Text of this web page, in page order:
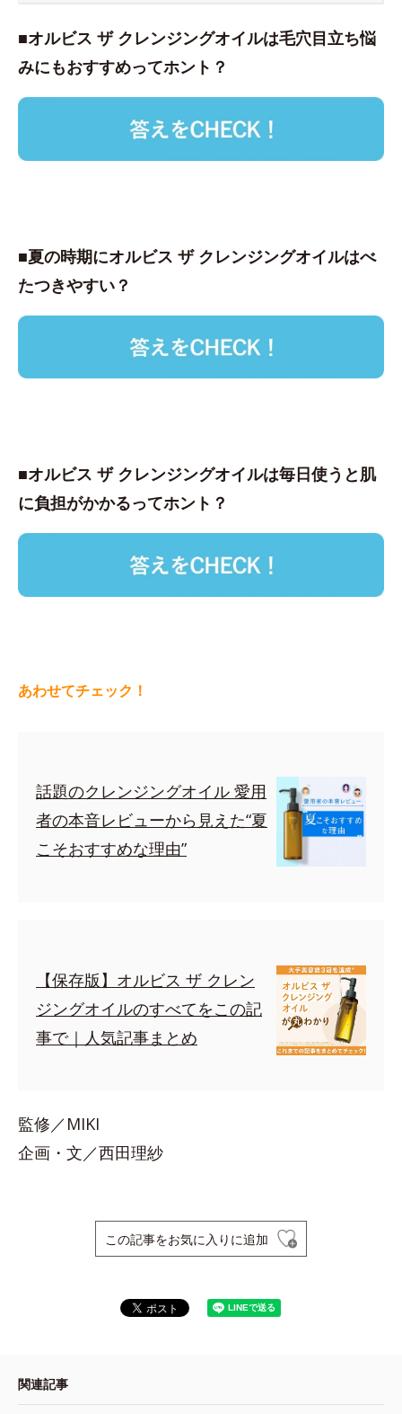
■オルビス ザ クレンジングオイルは毛穴目立ち悩
みにもおすすめってホント？
■夏の時期にオルビス ザ クレンジングオイルはべ
たつきやすい？
■オルビス ザ クレンジングオイルは毎日使うと肌
に負担がかかるってホント？
あわせてチェック！
話題のクレンジングオイル 愛用
者の本音レビューから見えた“夏
こそおすすめな理由”
【保存版】オルビス ザ クレン
ジングオイルのすべてをこの記
事で｜人気記事まとめ
監修／MIKI
企画・文／西田理紗
この記事をお気に入りに追加
関連記事